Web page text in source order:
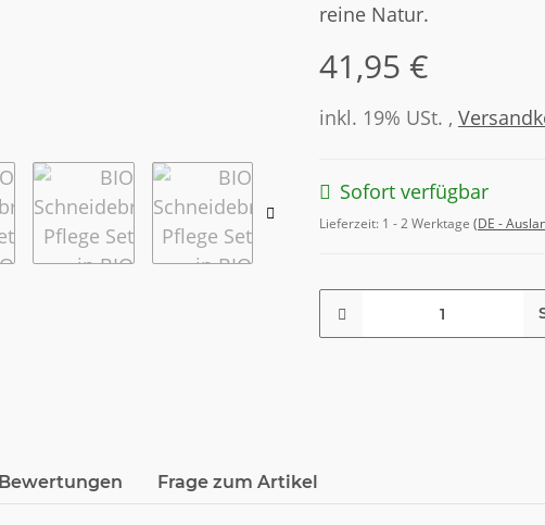
reine Natur.
41,95 €
inkl. 19% USt. ,
Sofort verfügbar
Lieferzeit: 1 - 2 Werktage (DE -
Bewertungen Frage zum Artikel